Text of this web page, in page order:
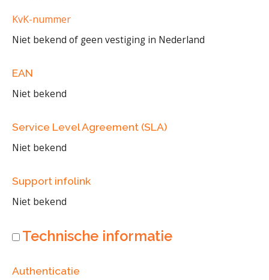
KvK-nummer
Niet bekend of geen vestiging in Nederland
EAN
Niet bekend
Service Level Agreement (SLA)
Niet bekend
Support infolink
Niet bekend
Technische informatie
Authenticatie